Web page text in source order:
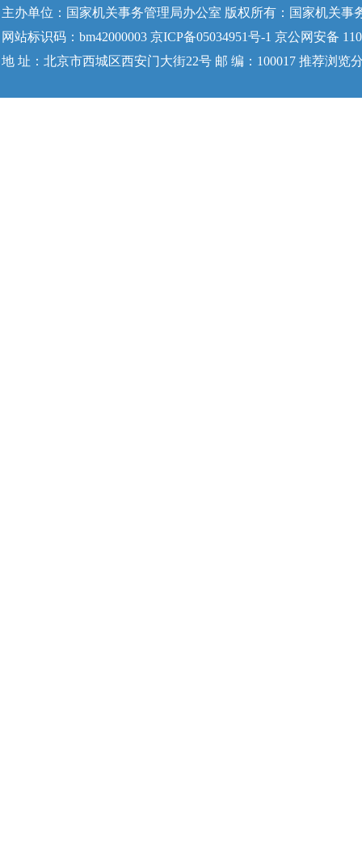
主办单位：国家机关事务管理局办公室 版权所有：国家机关事
网站标识码：bm42000003 京ICP备05034951号-1 京公网安备
地 址：北京市西城区西安门大街22号 邮 编：100017 推荐浏览